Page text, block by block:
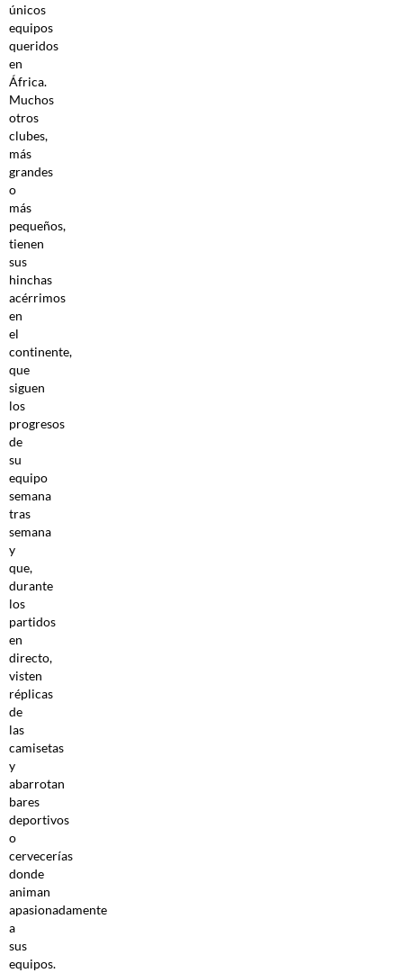
únicos
equipos
queridos
en
África.
Muchos
otros
clubes,
más
grandes
o
más
pequeños,
tienen
sus
hinchas
acérrimos
en
el
continente,
que
siguen
los
progresos
de
su
equipo
semana
tras
semana
y
que,
durante
los
partidos
en
directo,
visten
réplicas
de
las
camisetas
y
abarrotan
bares
deportivos
o
cervecerías
donde
animan
apasionadamente
a
sus
equipos.